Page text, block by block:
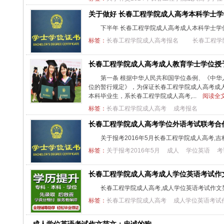
关于做好 长春工程学院成人高考本科学士
下半年 长春工程学院成人高考成人本科学士
标签： 长春工程学院成人高考报名 长春工程
长春工程学院成人高考成人教育学士学位授
第一条 根据中华人民共和国学位条例、《中
位的暂行规定》，为保证长春工程学院成人高考
本科毕业生，系长春工程学院成人高考,...
阅读全
标签： 长春工程学院成人高考 成考报名
长春工程学院成人高考学位外语考试联考合
关于报考2016年5月长春工程学院成人高考,
标签： 关于报考2016年5月 成人 学位英语 考
长春工程学院成人高考成人学位英语考试作
长春工程学院成人高考,成人学位英语考试作
标签： 长春工程学院成人高考 成人学位英语考试